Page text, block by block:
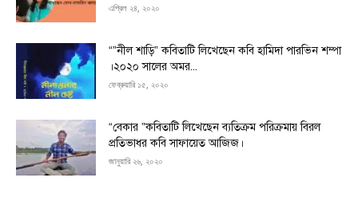
এপ্রিল ২৪, ২০২০
“”নীল শাড়ি” কবিতাটি লিখেছেন কবি হামিদা পারভিন শম্পা
।২০২০ সালের অমর...
ফেব্রুয়ারি ১৫, ২০২০
“বেকার ”কবিতাটি লিখেছেন ব্যতিক্রম পরিক্রমায় বিরল
প্রতিভাধর কবি সাফায়েত আজিজ।
জানুয়ারি ২৬, ২০২০